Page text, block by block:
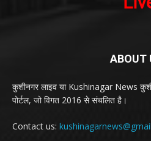
ABOUT
कुशीनगर लाइव या Kushinagar News
पोर्टल, जो विगत 2016 से संचलित है।
Contact us: